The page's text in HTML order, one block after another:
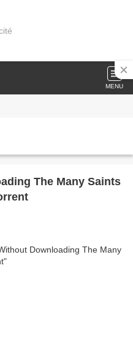
MENU
The Many Saints